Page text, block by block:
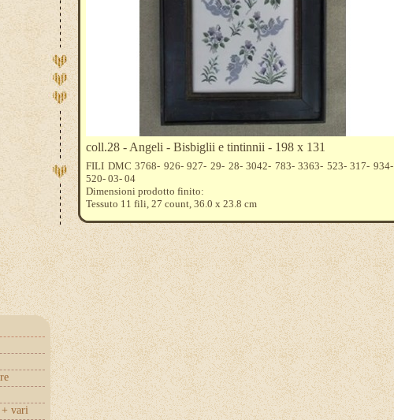
+ vari
coll.28 - Angeli - Bisbiglii e tintinnii - 198 x 131
FILI DMC 3768- 926- 927- 29- 28- 3042- 783- 3363- 523- 317- 934-
520- 03- 04
Dimensioni prodotto finito:
Tessuto 11 fili, 27 count, 36.0 x 23.8 cm
Tessuto 15 fili, 37 count, 26.4 x 17.4 cm